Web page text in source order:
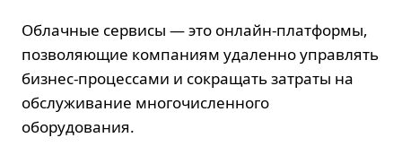
Облачные сервисы — это онлайн-платформы,
позволяющие компаниям удаленно управлять
бизнес-процессами и сокращать затраты на
обслуживание многочисленного
оборудования.